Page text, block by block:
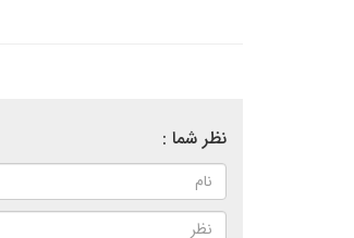
نظر شما :